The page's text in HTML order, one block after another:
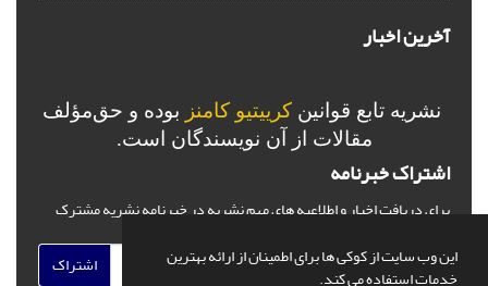
این وب سایت از کوکی ها برای اطمینان از ارائه بهترین
خدمات استفاده می کند.
آخرین اخبار
نشریه تابع قوانین کرییتیو کامنز بوده و حق‌مؤلف
مقالات از آن نویسندگان است.
اشتراک خبرنامه
برای دریافت اخبار و اطلاعیه های مهم نشریه در خبرنامه نشریه مشترک
اشتراک